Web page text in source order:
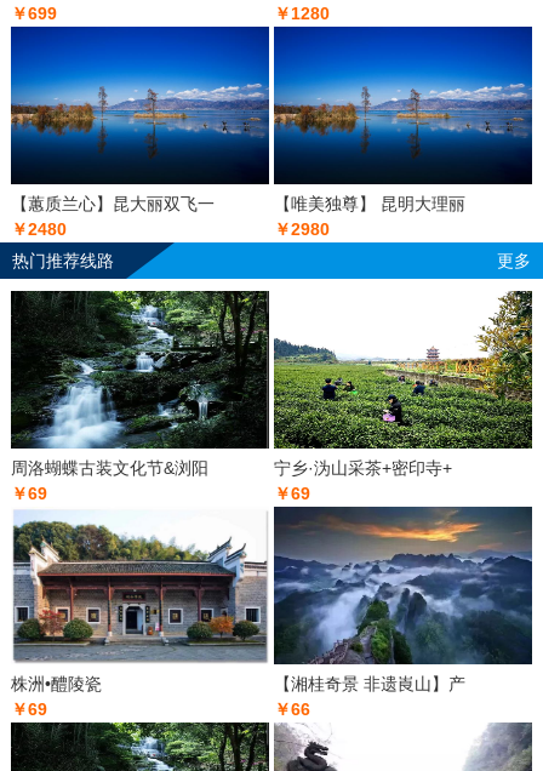
￥699
￥1280
【蕙质兰心】昆大丽双飞一
￥2480
【唯美独尊】 昆明大理丽
￥2980
热门推荐线路
更多
周洛蝴蝶古装文化节&浏阳
￥69
宁乡·沩山采茶+密印寺+
￥69
株洲•醴陵瓷
￥69
【湘桂奇景 非遗崀山】产
￥66